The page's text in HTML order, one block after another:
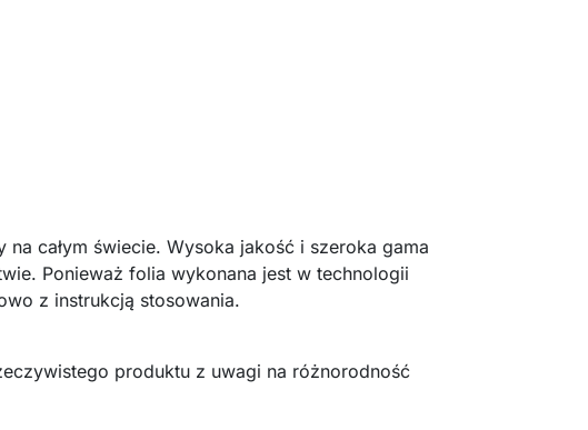
całym świecie. Wysoka jakość i szeroka gama
Ponieważ folia wykonana jest w technologii
z instrukcją stosowania.
produktu z uwagi na różnorodność